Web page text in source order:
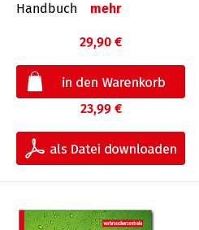
Handbuch
mehr
29,90 €
23,99 €